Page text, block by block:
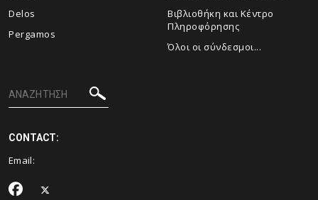
Delos
Pergamos
Βιβλιοθήκη και Κέντρο
Πληροφόρησης
Όλοι οι σύνδεσμοι...
CONTACT:
Email: